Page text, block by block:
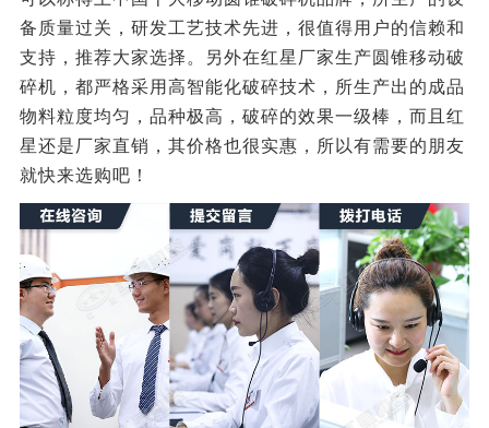
备质量过关，研发工艺技术先进，很值得用户的信赖和
支持，推荐大家选择。另外在红星厂家生产圆锥移动破
碎机，都严格采用高智能化破碎技术，所生产出的成品
物料粒度均匀，品种极高，破碎的效果一级棒，而且红
星还是厂家直销，其价格也很实惠，所以有需要的朋友
就快来选购吧！